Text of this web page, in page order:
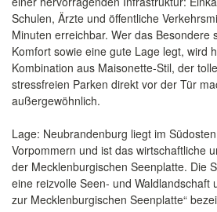
Schulen, Ärzte und öffentliche
Minuten erreichbar. Wer das Besondere
Komfort sowie eine gute Lage legt, wird
Kombination aus Maisonette-Stil, der
stressfreien Parken direkt vor der Tür
außergewöhnlich.
Lage: Neubrandenburg liegt im
Vorpommern und ist das wirtschaftliche
der Mecklenburgischen Seenplatte. Die
eine reizvolle Seen- und Waldlandschaft
zur Mecklenburgischen Seenplatte“